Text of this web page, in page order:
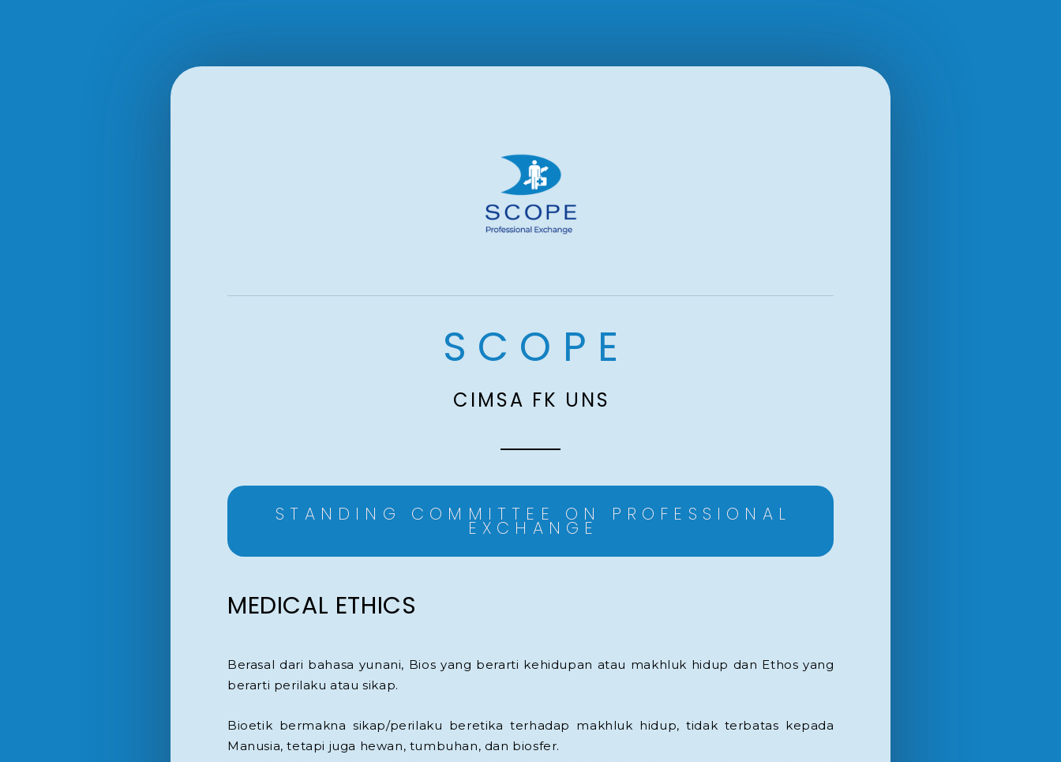
SCOPE
CIMSA FK UNS
STANDING COMMITTEE ON PROFESSIONAL
EXCHANGE
MEDICAL ETHICS
Berasal dari bahasa yunani, Bios yang berarti kehidupan atau makhluk hidup dan Ethos yang
berarti perilaku atau sikap.
Bioetik bermakna sikap/perilaku beretika terhadap makhluk hidup, tidak terbatas kepada
Manusia, tetapi juga hewan, tumbuhan, dan biosfer.